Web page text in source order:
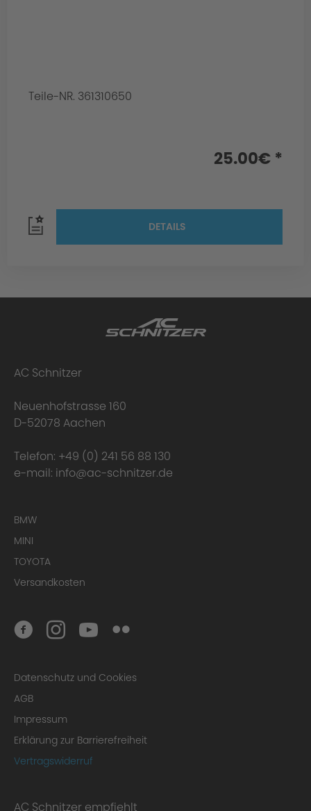
Teile-NR. 361310650
25.00€ *
DETAILS
AC Schnitzer
Neuenhofstrasse 160
D-52078 Aachen
Telefon: +49 (0) 241 56 88 130
e-mail: info@ac-schnitzer.de
BMW
MINI
TOYOTA
Versandkosten
Datenschutz und Cookies
AGB
Impressum
Erklärung zur Barrierefreiheit
Vertragswiderruf
AC Schnitzer empfiehlt